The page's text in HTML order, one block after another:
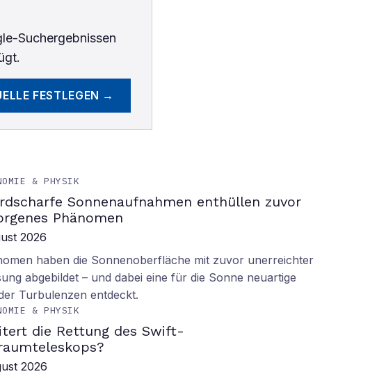
Suchergebnissen
FESTLEGEN →
& PHYSIK
Sonnenaufnahmen enthüllen zuvor
Phänomen
2026
haben die Sonnenoberfläche mit zuvor unerreichter
abgebildet – und dabei eine für die Sonne neuartige
Turbulenzen entdeckt.
& PHYSIK
die Rettung des Swift-
2026